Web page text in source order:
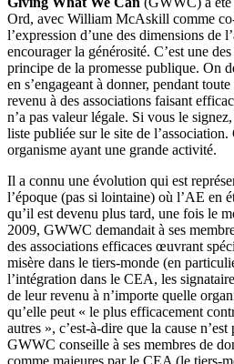
Ord, avec William McAskill comme
l’expression d’une des dimensions de
encourager la générosité. C’est une
principe de la promesse publique. On
en s’engageant à donner, pendant
revenu à des associations faisant
n’a pas valeur légale. Si vous le
liste publiée sur le site de
organisme ayant une grande activité.
Il a connu une évolution qui est
l’époque (pas si lointaine) où l’AE en
qu’il est devenu plus tard, une fois le
2009, GWWC demandait à ses
des associations efficaces œuvrant
misère dans le tiers-monde (en
l’intégration dans le CEA, les
de leur revenu à n’importe quelle
qu’elle peut « le plus efficacement
autres », c’est-à-dire que la cause
GWWC conseille à ses membres de
comme majeures par le CEA (le tiers-